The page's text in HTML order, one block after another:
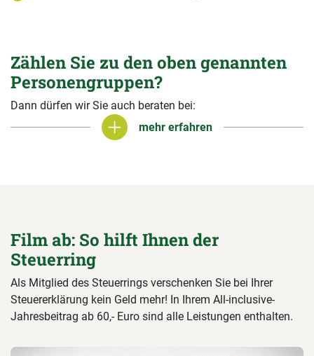
Zählen Sie zu den oben genannten
Personengruppen?
Dann dürfen wir Sie auch beraten bei:
mehr erfahren
mehr erfahren
Film ab: So hilft Ihnen der
Steuerring
Als Mitglied des Steuerrings verschenken Sie bei Ihrer
Steuererklärung kein Geld mehr! In Ihrem All-inclusive-
Jahresbeitrag ab 60,- Euro sind alle Leistungen enthalten.